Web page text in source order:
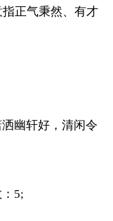
正气秉然、有才
幽轩好，清闲令
5;